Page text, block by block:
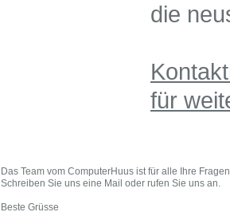
die
für
Das Team vom ComputerHuus ist für alle Ihre
Schreiben Sie uns eine Mail oder rufen Sie uns an.
Beste Grüsse